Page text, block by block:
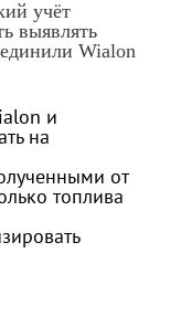
учёт
выявлять
Wialon
и
на
от
топлива